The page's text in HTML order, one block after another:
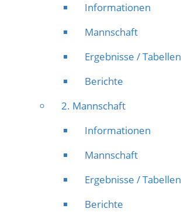
Informationen
Mannschaft
Ergebnisse / Tabellen
Berichte
2. Mannschaft
Informationen
Mannschaft
Ergebnisse / Tabellen
Berichte